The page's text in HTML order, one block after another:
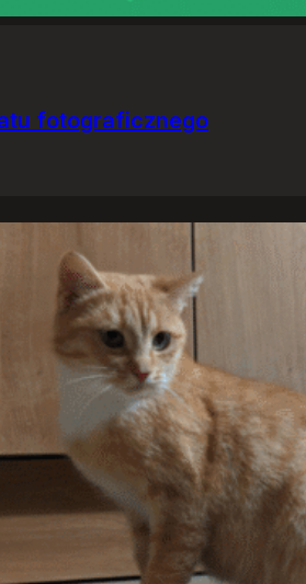
fotograficznego
fotograficznego